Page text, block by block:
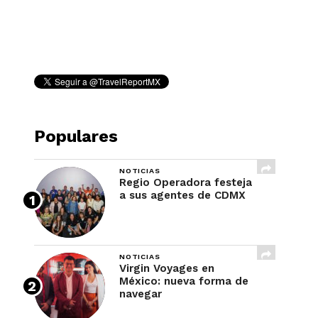
Populares
NOTICIAS
Regio Operadora festeja
a sus agentes de CDMX
NOTICIAS
Virgin Voyages en
México: nueva forma de
navegar